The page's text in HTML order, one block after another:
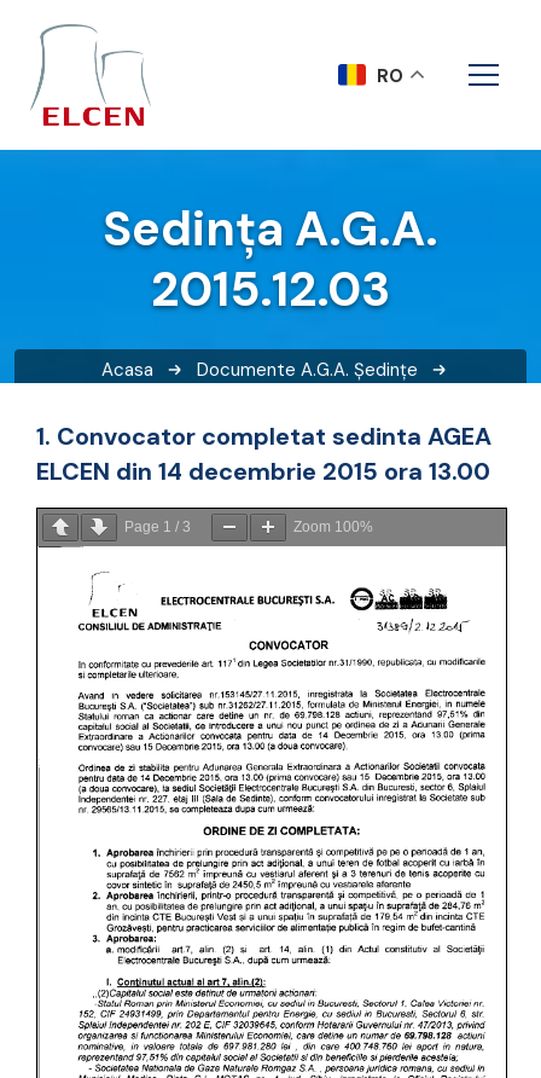
Sedința A.G.A.
2015.12.03
Acasa Documente A.G.A. Ședințe
1. Convocator completat sedinta AGEA
ELCEN din 14 decembrie 2015 ora 13.00
Page 1 / 3 Zoom 100%
RO